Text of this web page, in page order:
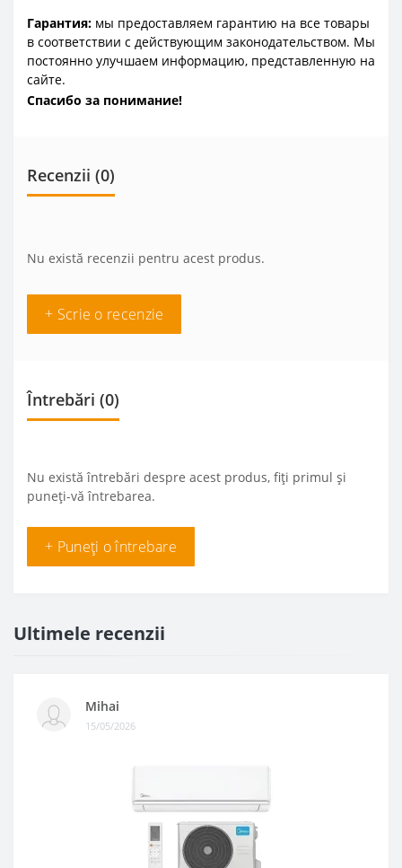
Гарантия: мы предоставляем гарантию на все товары
в соответствии с действующим законодательством. Мы
постоянно улучшаем информацию, представленную на
сайте.
Спасибо за понимание!
Recenzii (0)
Nu există recenzii pentru acest produs.
+ Scrie o recenzie
Întrebări (0)
Nu există întrebări despre acest produs, fiți primul și
puneți-vă întrebarea.
+ Puneți o întrebare
Ultimele recenzii
Mihai
15/05/2026